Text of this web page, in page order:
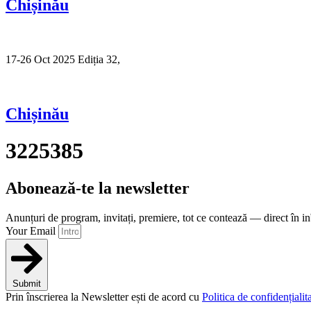
Chișinău
17-26 Oct 2025 Ediția 32,
Chișinău
3225385
Abonează-te la newsletter
Anunțuri de program, invitați, premiere, tot ce contează — direct în
Your Email
Submit
Prin înscrierea la Newsletter ești de acord cu Politica de